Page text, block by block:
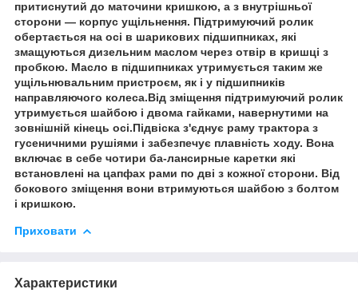
притиснутий до маточини кришкою, а з внутрішньої
сторони — корпус ущільнення. Підтримуючий ролик
обертається на осі в шарикових підшипниках, які
змащуються дизельним маслом через отвір в кришці з
пробкою. Масло в підшипниках утримується таким же
ущільнювальним пристроєм, як і у підшипників
направляючого колеса.Від зміщення підтримуючий ролик
утримується шайбою і двома гайками, навернутими на
зовнішній кінець осі.Підвіска з'єднує раму трактора з
гусеничними рушіями і забезпечує плавність ходу. Вона
включає в себе чотири ба-лансирные каретки які
встановлені на цапфах рами по дві з кожної сторони. Від
бокового зміщення вони втримуються шайбою з болтом
і кришкою.
Приховати
Характеристики